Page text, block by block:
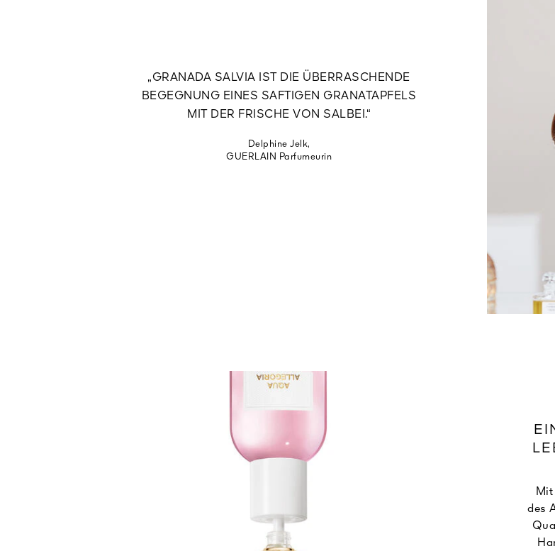
„GRANADA SALVIA IST DIE ÜBERRASCHENDE
BEGEGNUNG EINES SAFTIGEN GRANATAPFELS
MIT DER FRISCHE VON SALBEI.“
Delphine Jelk,
GUERLAIN Parfumeurin
des